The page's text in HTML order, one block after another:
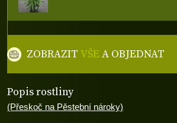
Popis rostliny
(Přeskoč na Pěstební nároky)
ZOBRAZITVŠE A OBJEDNAT